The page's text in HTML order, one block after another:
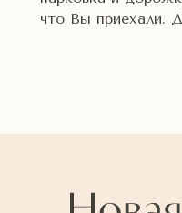
что Вы приехали.